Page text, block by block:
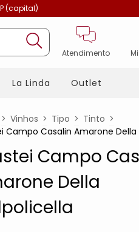
(capital)
Atendimento
La Linda Outlet
> Vinhos > Tipo > Tinto >
Campo Casalin Amarone Della
Campo
Della